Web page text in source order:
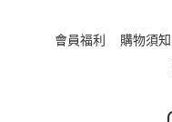
會員福利 購物須知